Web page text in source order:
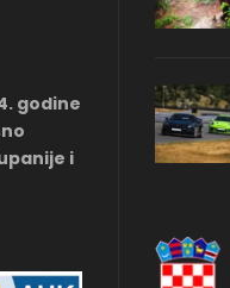
godine
i